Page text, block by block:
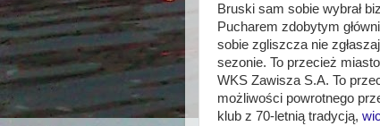
Bruski sam sobie wybrał
Pucharem zdobytym
sobie zgliszcza nie
sezonie. To przecież
WKS Zawisza S.A. To
możliwości powrotnego
klub z 70-letnią tradycją,